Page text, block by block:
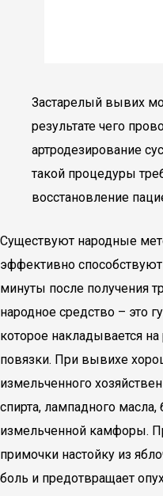
Застарелый вывих
результате чего
артродезирование
такой процедуры
восстановление
Существуют народные
эффективно
минуты после получения
народное средство – это
которое накладывается
повязки. При вывихе
измельченного
спирта, лампадного масла,
измельченной камфоры.
примочки настойку из
боль и предотвращает